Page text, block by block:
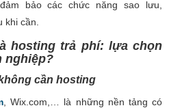
bảo các chức năng sao lưu,
khi cần.
hosting trả phí: lựa chọn
nghiệp?
cần hosting
, Wix.com,… là những nền tảng có